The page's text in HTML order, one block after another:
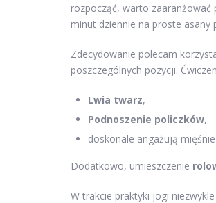
rozpocząć, warto zaaranżować
minut dziennie na proste asany
Zdecydowanie polecam
poszczególnych pozycji.
Lwia twarz,
Podnoszenie policzków,
doskonale angażują
Dodatkowo, umieszczenie
W trakcie praktyki jogi